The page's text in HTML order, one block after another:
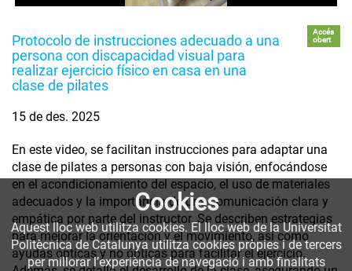
Protocolo de instrucciones adecuado a una
persona con discapacidad visual para
realizar ejercicio físico en casa en una
clase de pilates
Accés
obert
15 de des. 2025
En este video, se facilitan instrucciones para adaptar una
clase de pilates a personas con baja visión, enfocándose
en el acondicionamiento del espacio, el uso de materiales
adecuados y la importancia de una comunicación clara y
empática por parte del instructor. Se describen estrategias
para mejorar la orientación y el movimiento, así como
ayudas ópticas y no ópticas para facilitar el ejercicio.
Cookies
Aquest lloc web utilitza cookies. El lloc web de la Universitat
Politècnica de Catalunya utilitza cookies pròpies i de tercers
per millorar l’experiència de navegació i amb finalitats